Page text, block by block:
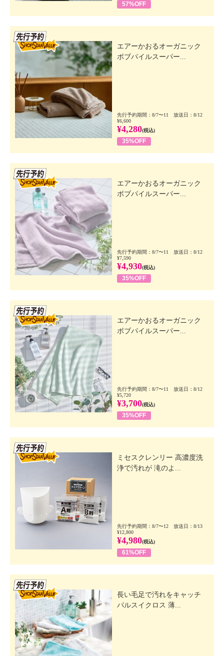
57%OFF
エアーかおるオーガニック
ボブパイルスーパー...
先行予約期間：8/7〜11 放送日：8/12
¥6,600
¥4,280(税込)
35%OFF
エアーかおるオーガニック
ボブパイルスーパー...
先行予約期間：8/7〜11 放送日：8/12
¥7,590
¥4,930(税込)
35%OFF
エアーかおるオーガニック
ボブパイルスーパー...
先行予約期間：8/7〜11 放送日：8/12
¥5,720
¥3,700(税込)
35%OFF
ミセスクレンリー 高濃度洗
浄で汚れが 滝のよ...
先行予約期間：8/7〜12 放送日：8/13
¥12,800
¥4,980(税込)
61%OFF
長い毛足で汚れをキャッチ
パルスイクロス 薄...